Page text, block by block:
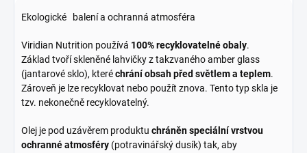
Ekologické balení a ochranná atmosféra
Viridian Nutrition používá 100% recyklovatelné obaly.
Základ tvoří skleněné lahvičky z takzvaného amber glass
(jantarové sklo), kteréchrání obsah před světlem a teplem.
Zároveň je lze recyklovat nebo použít znova. Tento typ skla je
tzv. nekonečně recyklovatelný.
Olej je pod uzávěrem produktu chráněn speciální vrstvou
ochranné atmosféry (potravinářský dusík) tak, aby